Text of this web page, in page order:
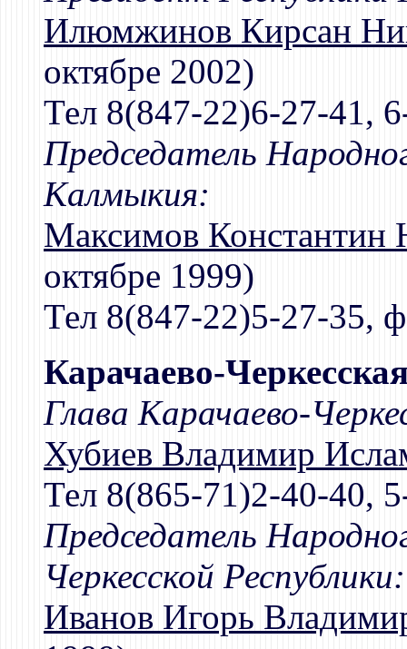
Илюмжинов Кирсан
октябре 2002)
Тел 8(847-22)6-27-41,
Председатель
Калмыкия:
Максимов Константин
октябре 1999)
Тел 8(847-22)5-27-35,
Карачаево-
Глава Карачаево-
Хубиев Владимир
Тел 8(865-71)2-40-40,
Председатель
Черкесской Республики:
Иванов Игорь